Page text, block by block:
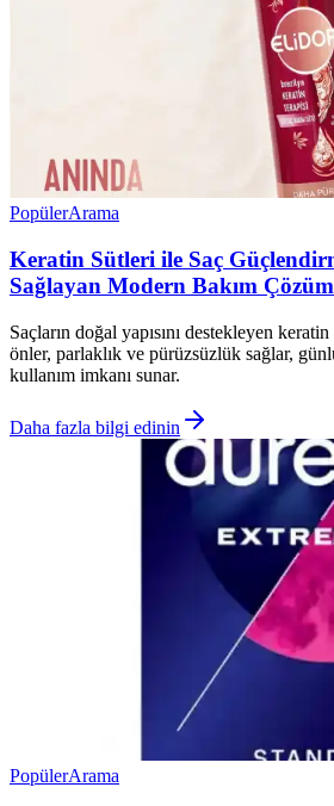
PopülerArama
Keratin Sütleri ile Saç
Sağlayan Modern Bakım
Saçların doğal yapısını destekleyen
önler, parlaklık ve pürüzsüzlük sağlar,
kullanım imkanı sunar.
Daha fazla bilgi edinin
PopülerArama